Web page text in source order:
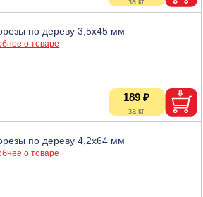
по дереву 3,5х45 мм
о товаре
189 ₽
по дереву 4,2х64 мм
о товаре